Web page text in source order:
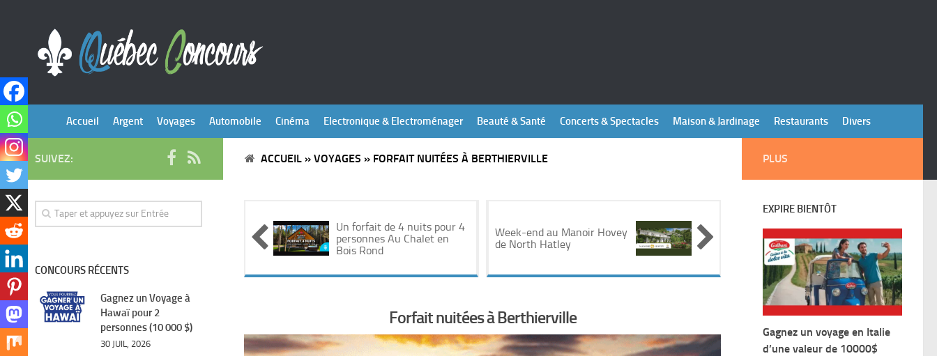
Accueil Argent Voyages Automobile Cinéma Electronique & Electroménager Beauté & Santé Concerts & Spectacles Maison & Jardinage Restaurants Divers
ACCUEIL » VOYAGES » FORFAIT NUITÉES À BERTHIERVILLE
Week-end au Manoir Hovey
de North Hatley
Un forfait de 4 nuits pour 4
personnes Au Chalet en
Bois Rond
Forfait nuitées à Berthierville
SUIVEZ:
CONCOURS RÉCENTS
Gagnez un Voyage à
Hawaï pour 2
personnes (10 000 $)
30 JUIL, 2026
PLUS
EXPIRE BIENTÔT
Gagnez un voyage en Italie
d’une valeur de 10000$